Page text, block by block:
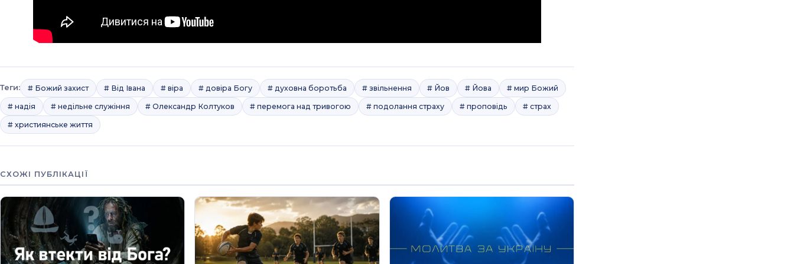
Теги: # Божий захист # Від Івана # віра # довіра Богу # духовна боротьба # звільнення # Йов # Йова # мир Божий
# надія # недільне служіння # Олександр Колтуков # перемога над тривогою # подолання страху # проповідь # страх
# християнське життя
СХОЖІ ПУБЛІКАЦІЇ